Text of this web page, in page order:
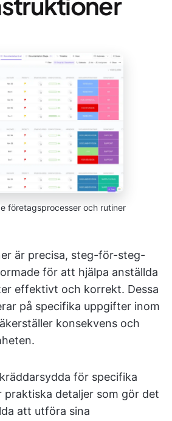
företagsprocesser och rutiner
är precisa, steg-för-steg-
för att hjälpa anställda
effektivt och korrekt. Dessa
på specifika uppgifter inom
konsekvens och
för specifika
detaljer som gör det
att utföra sina